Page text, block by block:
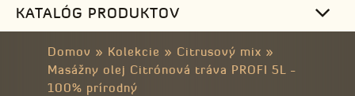
KATALÓG PRODUKTOV
Domov » Kolekcie » Citrusový mix »
Masážny olej Citrónová tráva PROFI 5L -
100% prírodný